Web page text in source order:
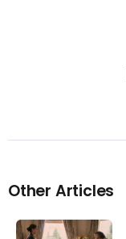
Other Articles